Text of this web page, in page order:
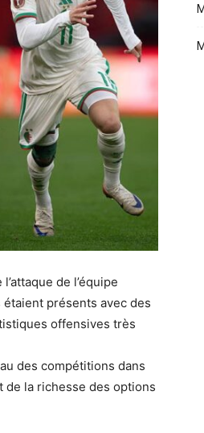
de l’équipe
présents avec des
offensives très
des compétitions dans
de la richesse des options